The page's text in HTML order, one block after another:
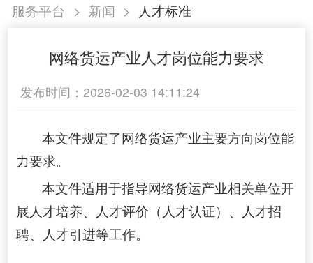
服务平台 > 新闻 > 人才标准
网络货运产业人才岗位能力要求
发布时间：2026-02-03 14:11:24
本文件规定了网络货运产业主要方向岗位能
力要求。
本文件适用于指导网络货运产业相关单位开
展人才培养、人才评价（人才认证）、人才招
聘、人才引进等工作。